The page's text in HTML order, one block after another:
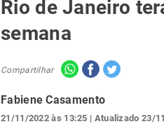
Rio de Janeiro
semana
Compartilhar
Fabiene Casamento
21/11/2022 às 13:25 | Atualizado 23/